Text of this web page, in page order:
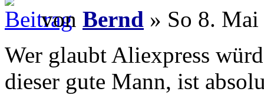
von Bernd » So 8.
Wer glaubt Aliexpress
dieser gute Mann, ist